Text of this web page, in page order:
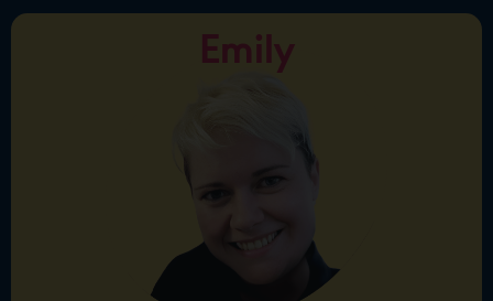
Emily
studentům pomoci dosáhnout jejich cílů. Mé lekce
Snažím se, aby výuka byla poutavá a dbám na to,
aby se mým studentům dařilo a dělali výrazné